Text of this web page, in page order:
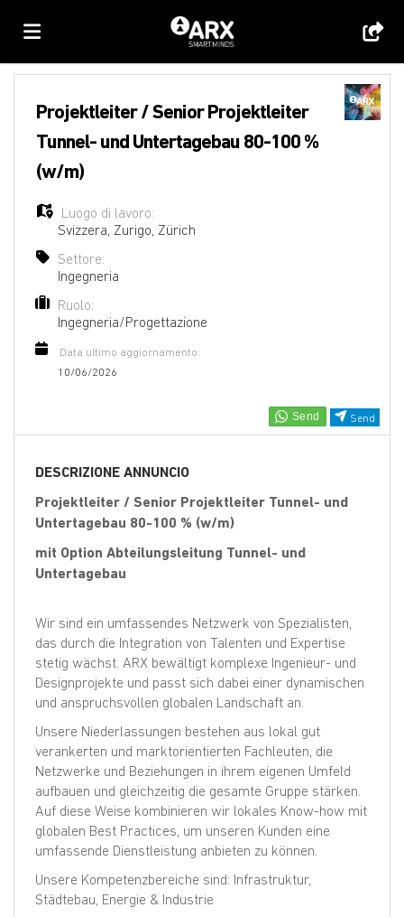
di
lavoro
Carica
il
Login
FR
ES
Send
Projektleiter / Senior Projektleiter
Tunnel- und Untertagebau 80-100 %
(w/m)
Luogo di lavoro:
Svizzera Zurigo Zürich
Settore:
Ingegneria
Ruolo:
Ingegneria/Progettazione
Data ultimo aggiornamento:
10/06/2026
DESCRIZIONE ANNUNCIO
Projektleiter / Senior Projektleiter Tunnel- und
Untertagebau 80-100 % (w/m)
mit Option Abteilungsleitung Tunnel- und
Untertagebau
Wir sind ein umfassendes Netzwerk von Spezialisten,
das durch die Integration von Talenten und Expertise
stetig wächst. ARX bewältigt komplexe Ingenieur- und
Designprojekte und passt sich dabei einer dynamischen
und anspruchsvollen globalen Landschaft an.
Unsere Niederlassungen bestehen aus lokal gut
verankerten und marktorientierten Fachleuten, die
Netzwerke und Beziehungen in ihrem eigenen Umfeld
aufbauen und gleichzeitig die gesamte Gruppe stärken.
Auf diese Weise kombinieren wir lokales Know-how mit
globalen Best Practices, um unseren Kunden eine
umfassende Dienstleistung anbieten zu können.
Unsere Kompetenzbereiche sind: Infrastruktur,
Städtebau, Energie & Industrie